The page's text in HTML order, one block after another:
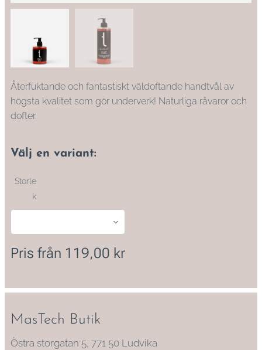
Återfuktande och fantastiskt väldoftande handtvål av
högsta kvalitet som gör underverk! Naturliga råvaror och
dofter.
Välj en variant:
Storle
k
Pris från 119,00 kr
MasTech Butik
Östra storgatan 5, 771 50 Ludvika